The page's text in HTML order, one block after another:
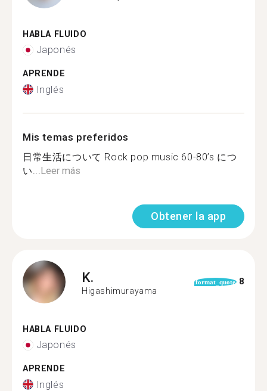
HABLA FLUIDO
Japonés
APRENDE
Inglés
Mis temas preferidos
日常生活について Rock pop music 60-80’s につ
い... Leer más
Obtener la app
K.
Higashimurayama
format_quote 8
HABLA FLUIDO
Japonés
APRENDE
Inglés